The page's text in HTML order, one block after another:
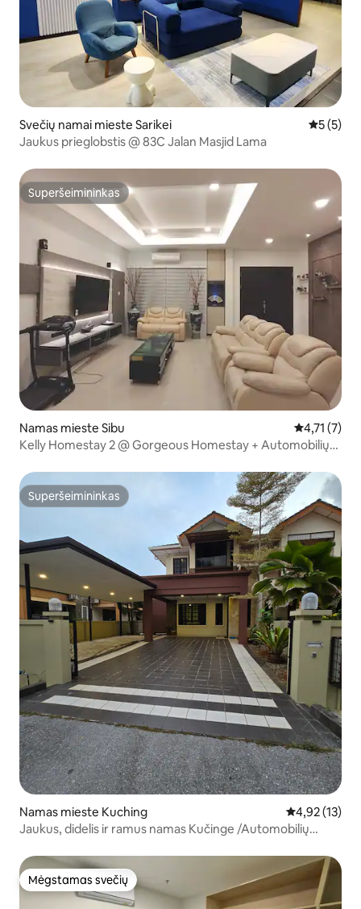
Svečių namai mieste Sarikei Vidutinis
5 (5)
Jaukus prieglobstis @ 83C Jalan Masjid Lama
Superšeimininkas
Superšeimininkas
Namas mieste Sibu Vidutinis
4,71 (7)
Kelly Homestay 2 @ Gorgeous Homestay + Automobilių
Superšeimininkas
Superšeimininkas
Namas mieste Kuching Vidutinis
4,92 (13)
Jaukus, didelis ir ramus namas Kučinge /Automobilių
Mėgstamas svečių
Mėgstamas svečių